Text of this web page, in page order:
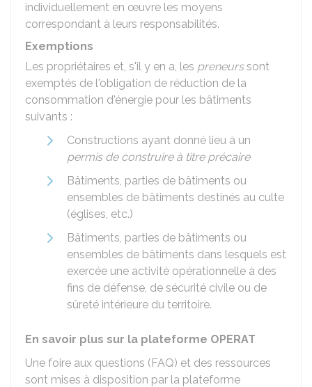
individuellement en œuvre les moyens
correspondant à leurs responsabilités.
Exemptions
Les propriétaires et, s'il y en a, les preneurssont
exemptés de l'obligation de réduction de la
consommation d'énergie pour les bâtiments
suivants :
Constructions ayant donné lieu à un
permis de construire à titre précaire
Bâtiments, parties de bâtiments ou
ensembles de bâtiments destinés au culte
(églises, etc.)
Bâtiments, parties de bâtiments ou
ensembles de bâtiments dans lesquels est
exercée une activité opérationnelle à des
fins de défense, de sécurité civile ou de
sûreté intérieure du territoire.
En savoir plus sur la plateforme OPERAT
Une foire aux questions (FAQ) et des ressources
sont mises à disposition par la plateforme